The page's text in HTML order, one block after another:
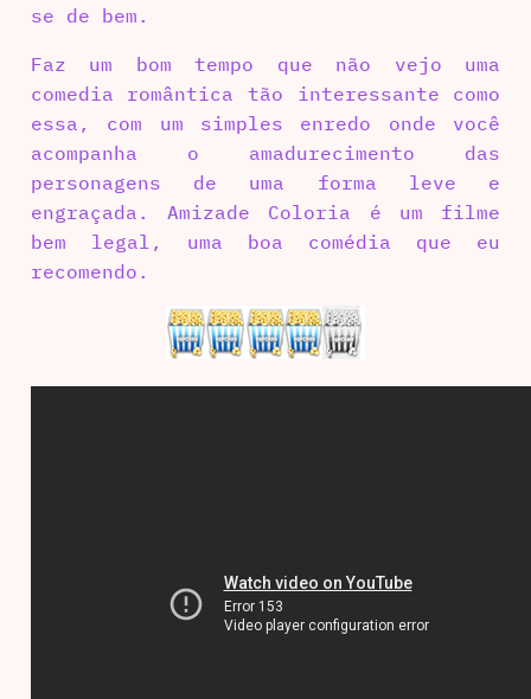
se de bem.
Faz um bom tempo que não vejo uma
comedia romântica tão interessante como
essa, com um simples enredo onde você
acompanha o amadurecimento das
personagens de uma forma leve e
engraçada. Amizade Coloria é um filme
bem legal, uma boa comédia que eu
recomendo.